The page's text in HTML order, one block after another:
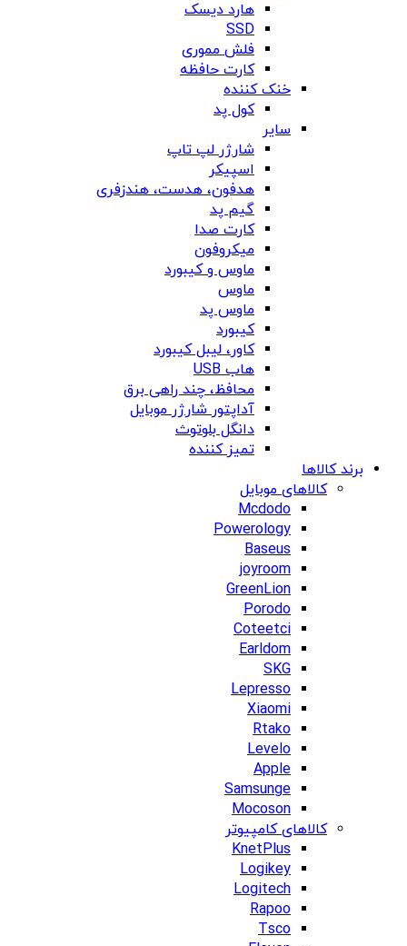
هارد دیسک
SSD
فلش مموری
کارت حافظه
خنک کننده
کول پد
سایر
شارژر لپ تاپ
اسپیکر
هدفون، هدست، هندزفری
گیم پد
کارت صدا
میکروفون
ماوس و کیبورد
ماوس
ماوس پد
کیبورد
کاور، لیبل کیبورد
هاب USB
محافظ، چند راهی برق
آداپتور شارژر موبایل
دانگل بلوتوث
تمیز کننده
برند کالاها
کالاهای موبایل
Mcdodo
Powerology
Baseus
joyroom
GreenLion
Porodo
Coteetci
Earldom
SKG
Lepresso
Xiaomi
Rtako
Levelo
Apple
Samsunge
Mocoson
کالاهای کامپیوتر
KnetPlus
Logikey
Logitech
Rapoo
Tsco